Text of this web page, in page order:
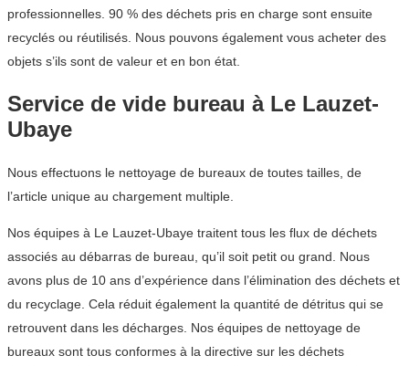
professionnelles. 90 % des déchets pris en charge sont ensuite
recyclés ou réutilisés. Nous pouvons également vous acheter des
objets s’ils sont de valeur et en bon état.
Service de vide bureau à Le Lauzet-
Ubaye
Nous effectuons le nettoyage de bureaux de toutes tailles, de
l’article unique au chargement multiple.
Nos équipes à Le Lauzet-Ubaye traitent tous les flux de déchets
associés au débarras de bureau, qu’il soit petit ou grand. Nous
avons plus de 10 ans d’expérience dans l’élimination des déchets et
du recyclage. Cela réduit également la quantité de détritus qui se
retrouvent dans les décharges. Nos équipes de nettoyage de
bureaux sont tous conformes à la directive sur les déchets